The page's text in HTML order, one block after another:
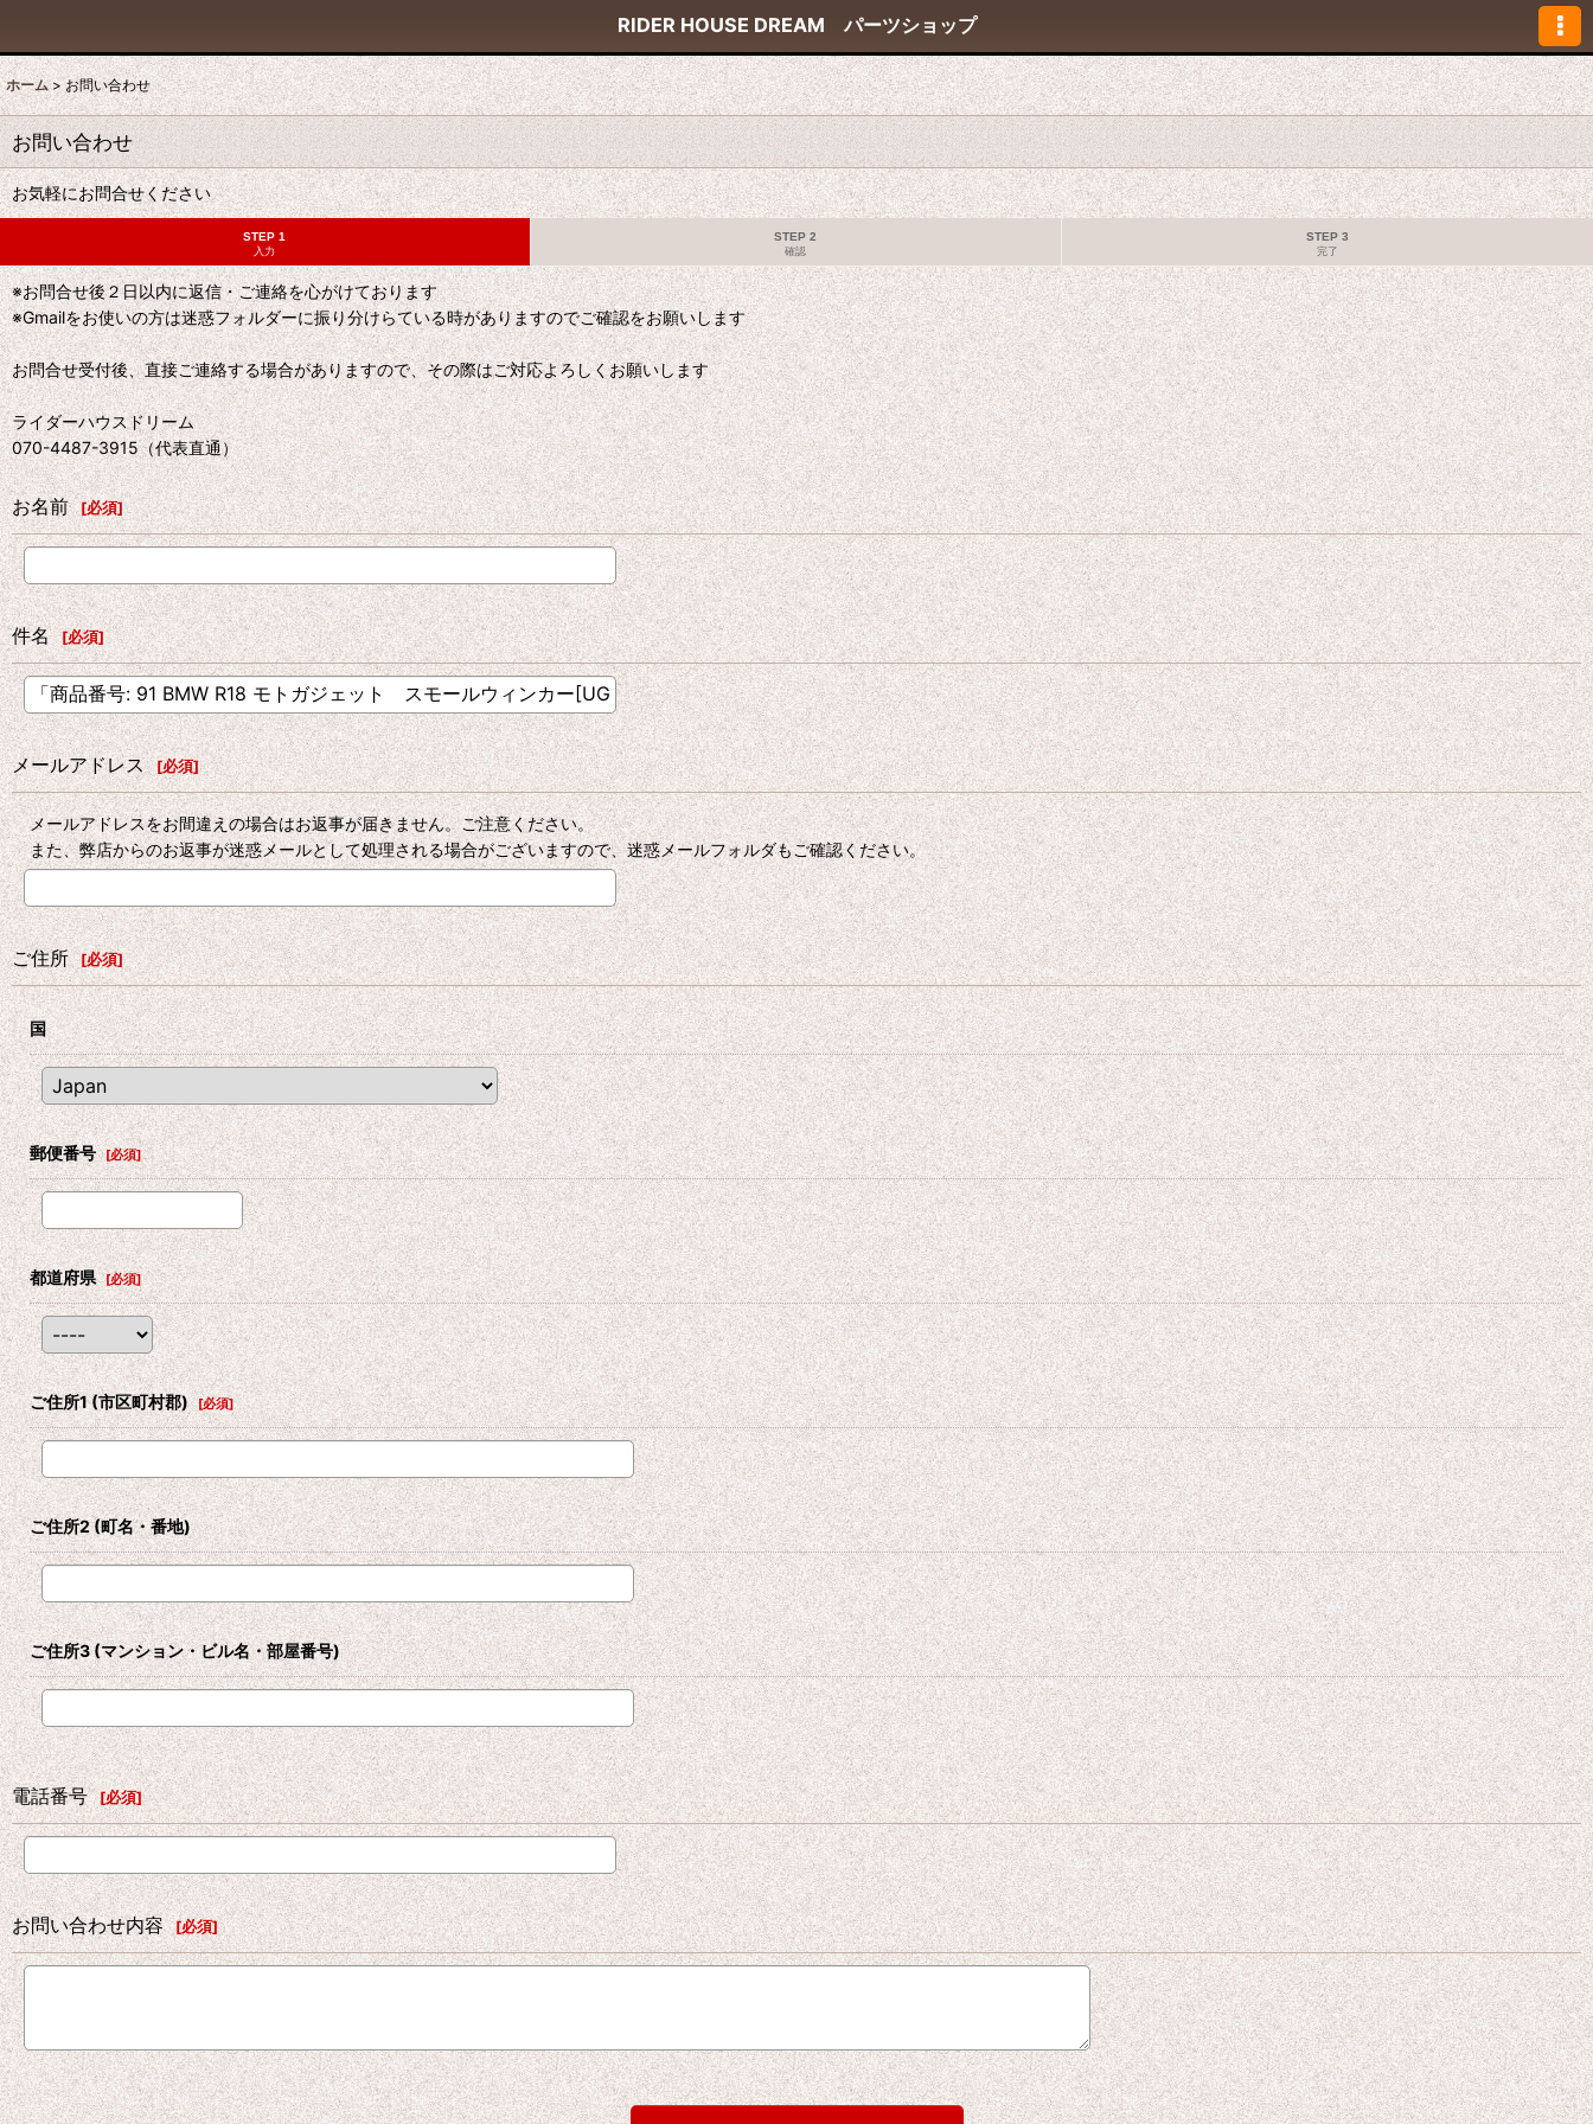
RIDER HOUSE DREAM パーツショップ
ホーム > お問い合わせ
お問い合わせ
お気軽にお問合せください
STEP 1
入力
STEP 2
確認
STEP 3
完了
※お問合せ後２日以内に返信・ご連絡を心がけております
※Gmailをお使いの方は迷惑フォルダーに振り分けらている時がありますのでご確認をお願いします
お問合せ受付後、直接ご連絡する場合がありますので、その際はご対応よろしくお願いします
ライダーハウスドリーム
070-4487-3915（代表直通）
お名前 [必須]
件名 [必須]
メールアドレス [必須]
メールアドレスをお間違えの場合はお返事が届きません。ご注意ください。
また、弊店からのお返事が迷惑メールとして処理される場合がございますので、迷惑メールフォルダもご確認ください。
ご住所 [必須]
国
郵便番号 [必須]
都道府県 [必須]
ご住所1(市区町村郡) [必須]
ご住所2(町名・番地)
ご住所3(マンション・ビル名・部屋番号)
電話番号 [必須]
お問い合わせ内容 [必須]